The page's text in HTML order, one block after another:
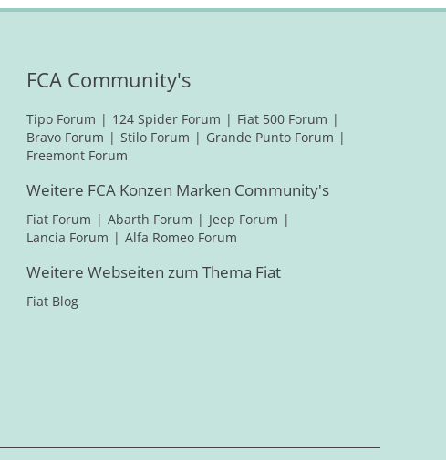
FCA Community's
Tipo Forum 124 Spider Forum
Fiat 500 Forum
Bravo Forum
Stilo Forum
Grande Punto Forum
Freemont Forum
Weitere FCA Konzen Marken Community's
Fiat Forum Abarth Forum
Jeep Forum
Lancia Forum
Alfa Romeo Forum
Weitere Webseiten zum Thema Fiat
Fiat Blog